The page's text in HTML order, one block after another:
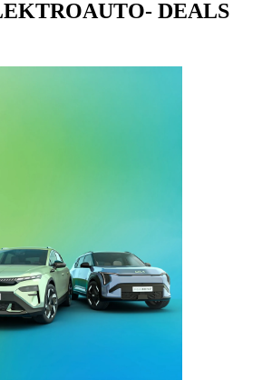
DEALS